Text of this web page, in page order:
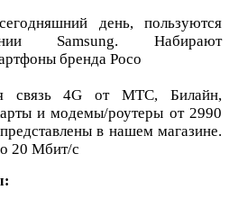
день, пользуются
Samsung. Набирают
бренда Poco
связь 4G от МТС, Билайн,
и модемы/роутеры от 2990
в нашем магазине.
20 Мбит/с